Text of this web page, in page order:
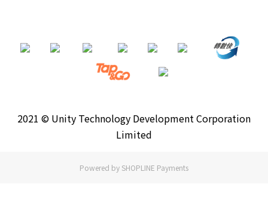
2021 © Unity Technology Development Corporation
Limited
Powered by SHOPLINE Payments